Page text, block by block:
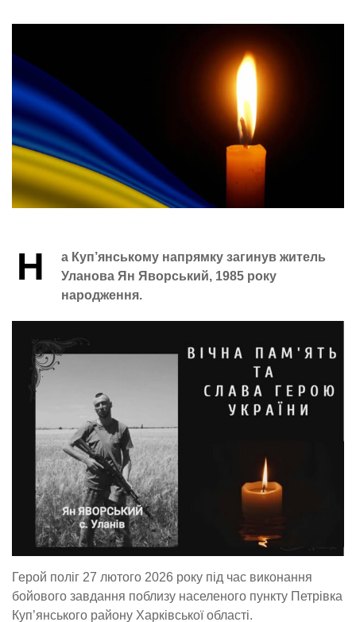
Н
а Куп’янському напрямку загинув житель
Уланова Ян Яворський, 1985 року
народження.
Герой поліг 27 лютого 2026 року під час виконання
бойового завдання поблизу населеного пункту Петрівка
Куп’янського району Харківської області.